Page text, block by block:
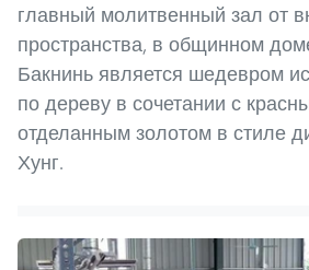
главный молитвенный зал от
пространства, в общинном
Бакнинь является шедевром
по дереву в сочетании с
отделанным золотом в стиле
Хунг.